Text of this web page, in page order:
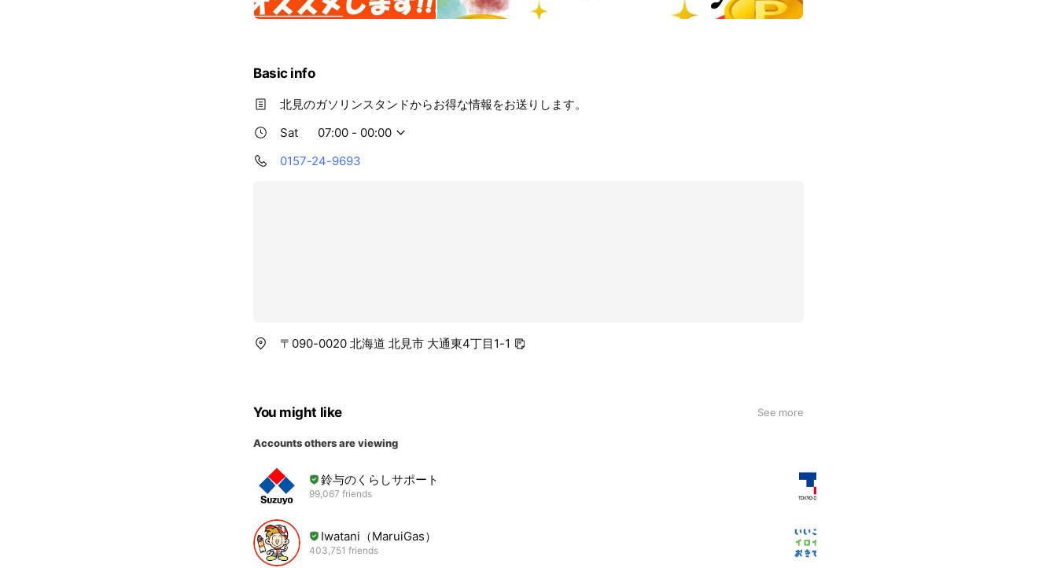
Basic info
北見のガソリンスタンドからお得な情報をお送りします。
Sat
07:00 - 00:00
0157-24-9693
〒090-0020 北海道 北見市 大通東4丁目1-1
You might like See more
Accounts others are viewing
鈴与のくらしサポート
99,067 friends
Iwatani（MaruiGas）
403,751 friends